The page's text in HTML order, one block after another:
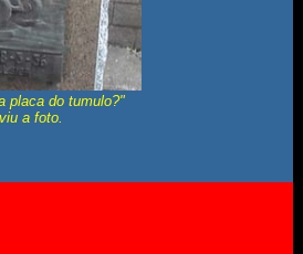
placa do tumulo?"
a foto.